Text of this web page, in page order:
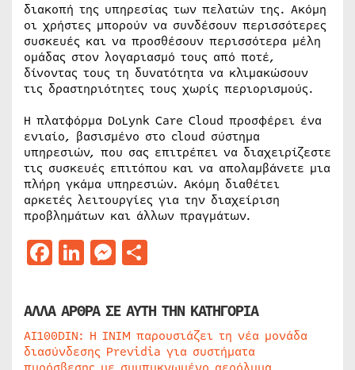
διακοπή της υπηρεσίας των πελατών της. Ακόμη
οι χρήστες μπορούν να συνδέσουν περισσότερες
συσκευές και να προσθέσουν περισσότερα μέλη
ομάδας στον λογαριασμό τους από ποτέ,
δίνοντας τους τη δυνατότητα να κλιμακώσουν
τις δραστηριότητες τους χωρίς περιορισμούς.
Η πλατφόρμα DoLynk Care Cloud προσφέρει ένα
ενιαίο, βασισμένο στο cloud σύστημα
υπηρεσιών, που σας επιτρέπει να διαχειρίζεστε
τις συσκευές επιτόπου και να απολαμβάνετε μια
πλήρη γκάμα υπηρεσιών. Ακόμη διαθέτει
αρκετές λειτουργίες για την διαχείριση
προβλημάτων και άλλων πραγμάτων.
Facebook
LinkedIn
Messenger
ΑΛΛΑ ΑΡΘΡΑ ΣΕ ΑΥΤΗ ΤΗΝ ΚΑΤΗΓΟΡΙΑ
AI100DIN: Η INIM παρουσιάζει τη νέα μονάδα
διασύνδεσης Previdia για συστήματα